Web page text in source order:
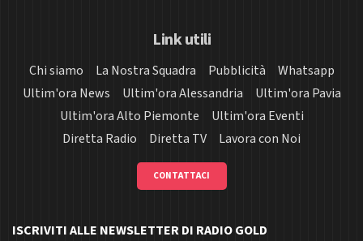
Link utili
Chi siamo La Nostra Squadra Pubblicità
Whatsapp
Ultim'ora News
Ultim'ora Alessandria
Ultim'ora Pavia
Ultim'ora Alto Piemonte
Ultim'ora Eventi
Diretta Radio
Diretta TV Lavora con Noi
CONTATTACI
ISCRIVITI ALLE NEWSLETTER DI RADIO GOLD